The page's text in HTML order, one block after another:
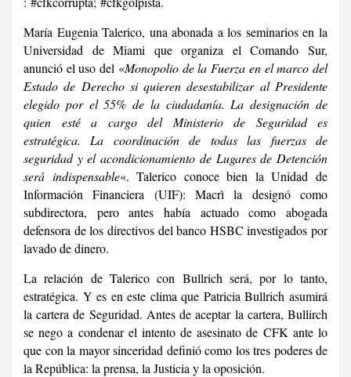
María Eugenia Talerico, una abonada a los seminarios en la
Universidad de Miami que organiza el Comando Sur,
anunció el uso del «Monopolio de la Fuerza en el marco del
Estado de Derecho si quieren desestabilizar al Presidente
elegido por el 55% de la ciudadanía. La designación de
quien esté a cargo del Ministerio de Seguridad es
estratégica. La coordinación de todas las fuerzas de
seguridad y el acondicionamiento de Lugares de Detención
será indispensable«. Talerico conoce bien la Unidad de
Información Financiera (UIF): Macrì la designó como
subdirectora, pero antes había actuado como abogada
defensora de los directivos del banco HSBC investigados por
lavado de dinero.
La relación de Talerico con Bullrich será, por lo tanto,
estratégica. Y es en este clima que Patricia Bullrich asumirá
la cartera de Seguridad. Antes de aceptar la cartera, Bullirch
se nego a condenar el intento de asesinato de CFK ante lo
que con la mayor sinceridad definió como los tres poderes de
la República: la prensa, la Justicia y la oposición.